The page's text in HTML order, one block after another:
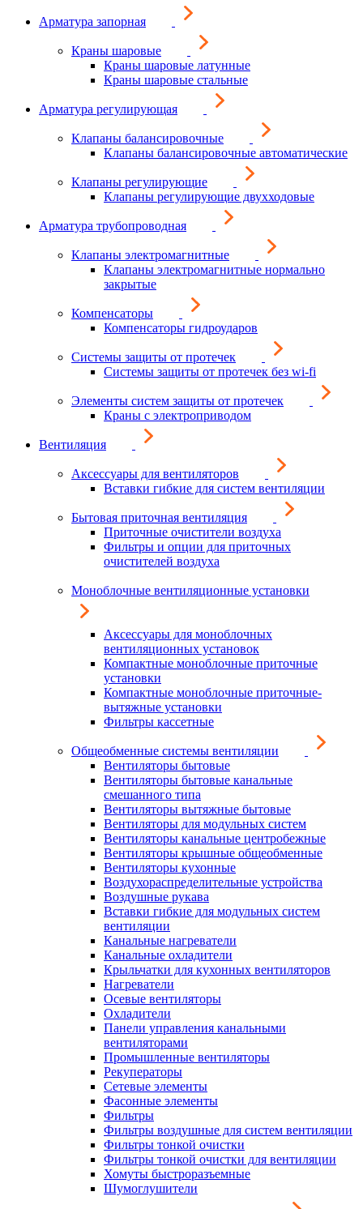
Арматура запорная
Краны шаровые
Краны шаровые латунные
Краны шаровые стальные
Арматура регулирующая
Клапаны балансировочные
Клапаны балансировочные автоматические
Клапаны регулирующие
Клапаны регулирующие двухходовые
Арматура трубопроводная
Клапаны электромагнитные
Клапаны электромагнитные нормально
закрытые
Компенсаторы
Компенсаторы гидроударов
Системы защиты от протечек
Системы защиты от протечек без wi-fi
Элементы систем защиты от протечек
Краны с электроприводом
Вентиляция
Аксессуары для вентиляторов
Вставки гибкие для систем вентиляции
Бытовая приточная вентиляция
Приточные очистители воздуха
Фильтры и опции для приточных
очистителей воздуха
Моноблочные вентиляционные установки
Аксессуары для моноблочных
вентиляционных установок
Компактные моноблочные приточные
установки
Компактные моноблочные приточные-
вытяжные установки
Фильтры кассетные
Общеобменные системы вентиляции
Вентиляторы бытовые
Вентиляторы бытовые канальные
смешанного типа
Вентиляторы вытяжные бытовые
Вентиляторы для модульных систем
Вентиляторы канальные центробежные
Вентиляторы крышные общеобменные
Вентиляторы кухонные
Воздухораспределительные устройства
Воздушные рукава
Вставки гибкие для модульных систем
вентиляции
Канальные нагреватели
Канальные охладители
Крыльчатки для кухонных вентиляторов
Нагреватели
Осевые вентиляторы
Охладители
Панели управления канальными
вентиляторами
Промышленные вентиляторы
Рекуператоры
Сетевые элементы
Фасонные элементы
Фильтры
Фильтры воздушные для систем вентиляции
Фильтры тонкой очистки
Фильтры тонкой очистки для вентиляции
Хомуты быстроразъемные
Шумоглушители